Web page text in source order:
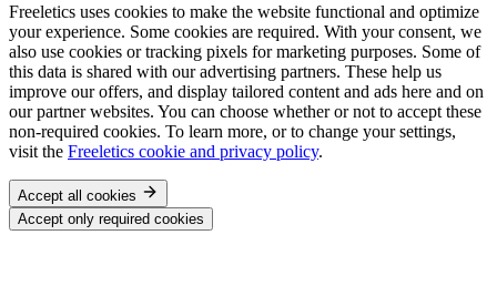
Freeletics uses cookies to make the website functional and optimize
your experience. Some cookies are required. With your consent, we
also use cookies or tracking pixels for marketing purposes. Some of
this data is shared with our advertising partners. These help us
improve our offers, and display tailored content and ads here and on
our partner websites. You can choose whether or not to accept these
non-required cookies. To learn more, or to change your settings,
visit the Freeletics cookie and privacy policy.
Accept all cookies
Accept only required cookies